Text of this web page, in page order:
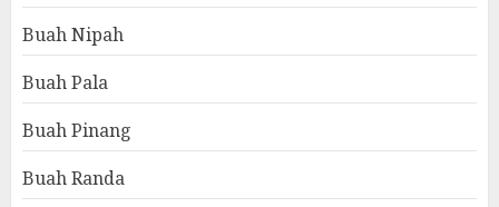
Buah Nipah
Buah Pala
Buah Pinang
Buah Randa